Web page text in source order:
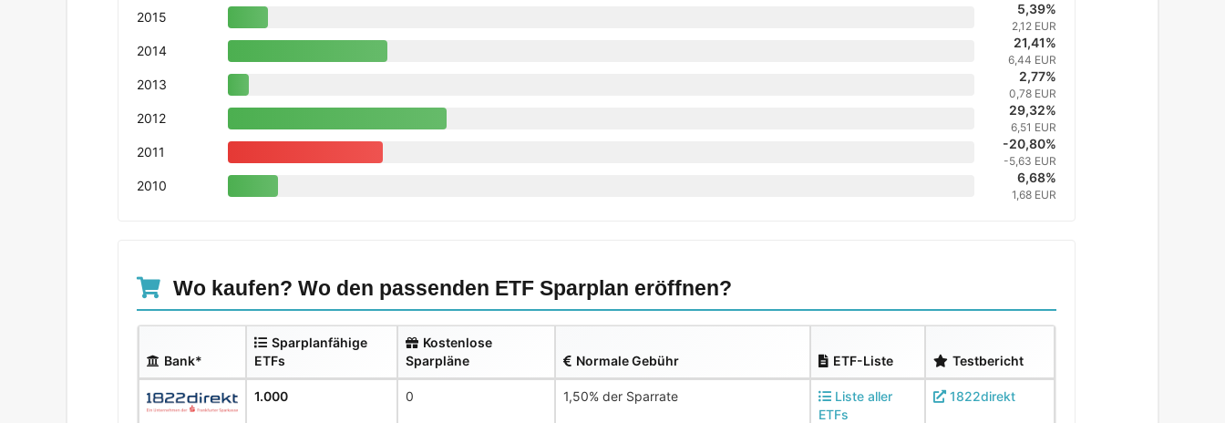
2015 5,39%
2,12 EUR
2014 21,41%
6,44 EUR
2013 2,77%
0,78 EUR
2012 29,32%
6,51 EUR
2011 -20,80%
-5,63 EUR
2010 6,68%
1,68 EUR
Wo kaufen? Wo den passenden ETF Sparplan eröffnen?
Bank*
Sparplanfähige
ETFs
Kostenlose
Sparpläne
Normale Gebühr ETF-Liste Testbericht
1.000 0 1,50% der Sparrate
Liste aller
ETFs
1822direkt